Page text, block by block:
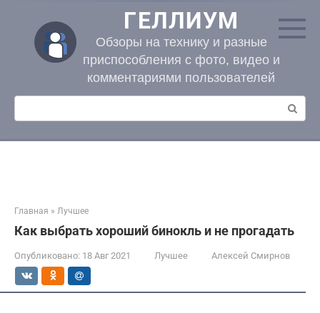
контенту
ГЕЛЛИУМ
Обзоры на технику и разные
приспособления с фото, видео и
комментариями пользователей
Поиск:
Главная » Лучшее
Как выбрать хороший бинокль и не прогадать
Опубликовано: 18 Авг 2021 Лучшее Алексей Смирнов